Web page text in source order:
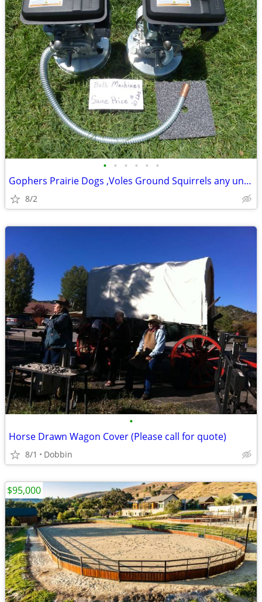
• • • • • •
Gophers Prairie Dogs ,Voles Ground Squirrels any underground rodent
8/2
•
Horse Drawn Wagon Cover (Please call for quote)
8/1 Dobbin
$95,000